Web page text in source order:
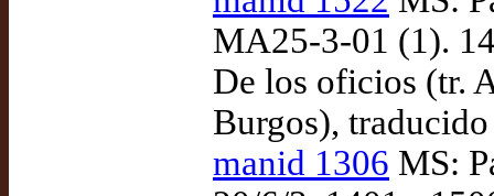
MA25-3-01 (1).
De los oficios (tr.
Burgos),
manid 1306 MS: